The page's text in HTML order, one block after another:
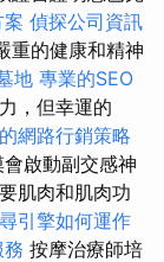
偵探公司資訊
重的健康和精神
地 專業的SEO
，但幸運的
網路行銷策略
啟動副交感神
肌肉和肌肉功
引擎如何運作
按摩治療師培